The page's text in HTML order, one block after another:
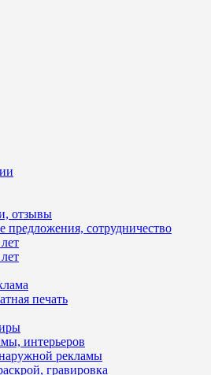
отзывы
предложения, сотрудничество
печать
интерьеров
рекламы
гравировка